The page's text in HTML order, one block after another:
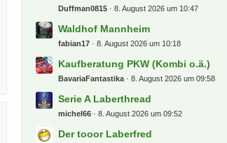
Duffman0815 8. August 2026 um 10:47
Waldhof Mannheim
fabian17 8. August 2026 um 10:18
Kaufberatung PKW (Kombi o.ä.)
BavariaFantastika 8. August 2026 um 09:58
Serie A Laberthread
michel66 8. August 2026 um 09:52
Der tooor Laberfred